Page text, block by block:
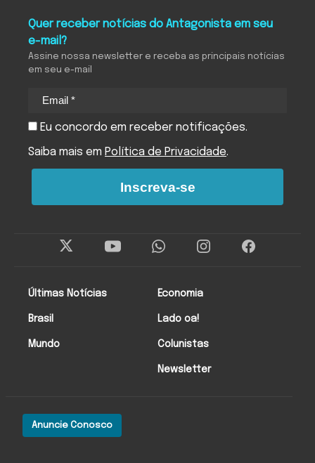
Anuncie Conosco
Últimas Notícias
Brasil
Mundo
Economia
Lado oa!
Colunistas
Newsletter
Quer receber notícias do Antagonista em seu
e-mail?
Assine nossa newsletter e receba as principais notícias
em seu e-mail
Eu concordo em receber notificações.
Saiba mais em Política de Privacidade.
Inscreva-se